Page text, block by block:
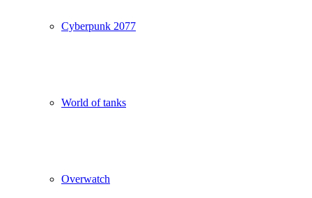
Cyberpunk 2077
World of tanks
Overwatch